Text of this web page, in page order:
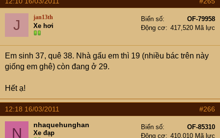
J jan13th
Xe hơi
Biển số
OF-79958
Động cơ
417,520 Mã lực
Em sinh 37, quê 38. Nhà gấu em thì 19 (nhiều bác trên này
giống em ghê) còn đang ở 29.
Hết ạ!
12:18 16/03/2011 #266
N
nhaquehunghan
Xe đạp
Biển số
OF-85310
Động cơ
410,010 Mã lực